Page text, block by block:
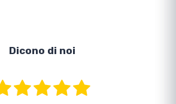
Dicono di noi